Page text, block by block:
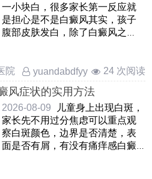
一小块白，很多家长第一反应就
是担心是不是白癜风其实，孩子
腹部皮肤发白，除了白癜风之
院
yuandabdfyy 24 次阅读
风症状的实用方法
2026-08-09
儿童身上出现白斑，
家长先不用过分焦虑可以重点观
察白斑颜色，边界是否清楚，表
面是否有屑，有没有痛痒感白癜